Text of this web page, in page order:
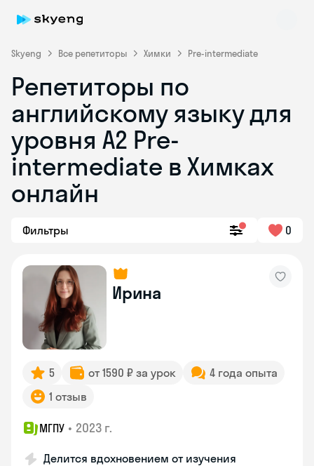
Skyeng Все репетиторы Химки Pre-intermediate
Репетиторы по
английскому языку для
уровня A2 Pre-
intermediate в Химках
онлайн
Фильтры 0
Ирина
5 от 1590 ₽ за урок
4 года опыта
1 отзыв
МГПУ • 2023 г.
Делится вдохновением от изучения
Skyeng Chat
online